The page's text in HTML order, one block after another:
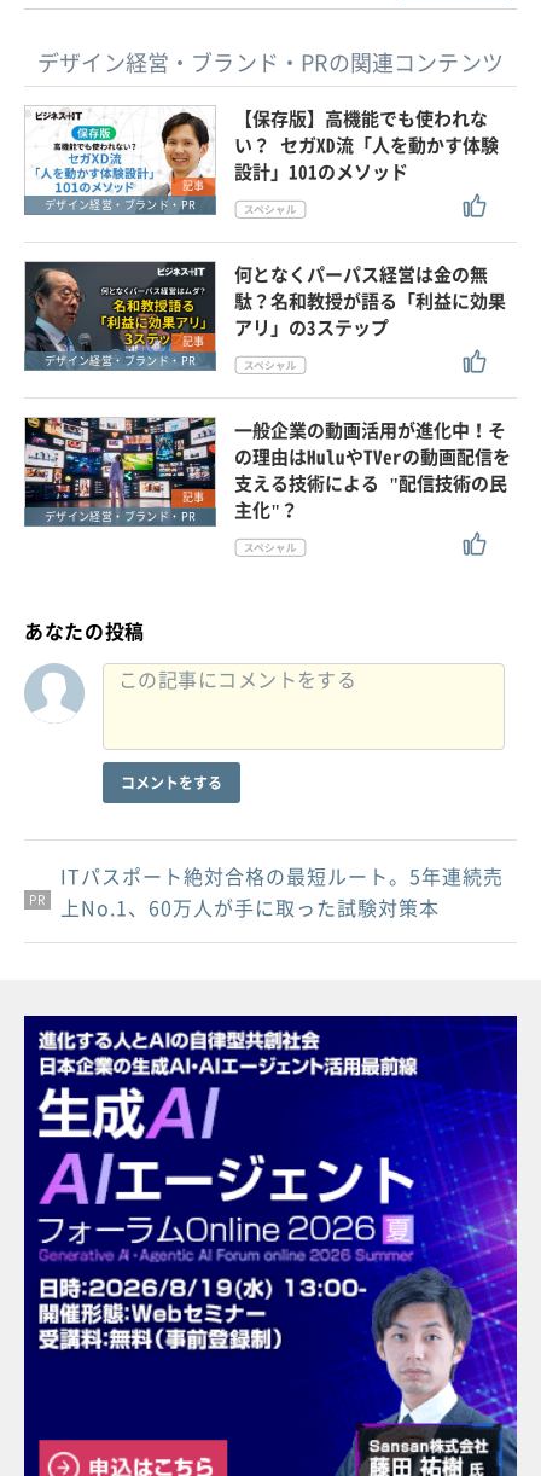
デザイン経営・ブランド・PRの関連コンテンツ
記事
デザイン経営・ブランド・PR
【保存版】高機能でも使われな
い？ セガXD流「人を動かす体験
設計」101のメソッド
記事
デザイン経営・ブランド・PR
何となくパーパス経営は金の無
駄？名和教授が語る「利益に効果
アリ」の3ステップ
記事
デザイン経営・ブランド・PR
一般企業の動画活用が進化中！そ
の理由はHuluやTVerの動画配信を
支える技術による "配信技術の民
主化"？
あなたの投稿
コメントをする
PR
PR
PR
ITパスポート絶対合格の最短ルート。5年連続売
上No.1、60万人が手に取った試験対策本